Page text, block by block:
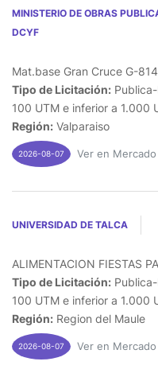
MINISTERIO DE OBRAS
DCYF
Mat.base Gran Cruce G-
Tipo de Licitación:
100 UTM e inferior a 1.000
Región: Valparaiso
2026-08-07 Ver en
UNIVERSIDAD DE TALCA
ALIMENTACION FIESTAS
Tipo de Licitación:
100 UTM e inferior a 1.000
Región: Region del Maule
2026-08-07 Ver en